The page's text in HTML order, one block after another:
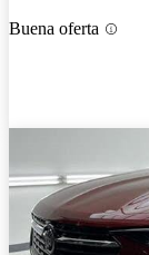
Buena oferta